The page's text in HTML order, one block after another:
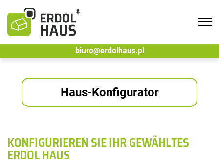
biuro@erdolhaus.pl
Haus-Konfigurator
KONFIGURIEREN SIE IHR GEWÄHLTES
ERDOL HAUS